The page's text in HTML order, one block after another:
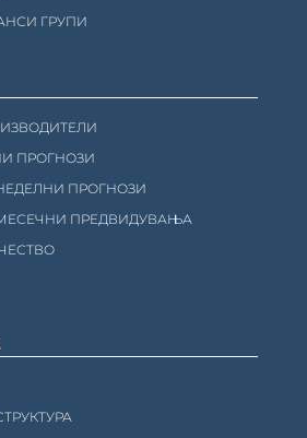
ГРУПИ
ПРОГНОЗИ
ПРОГНОЗИ
ПРЕДВИДУВАЊА